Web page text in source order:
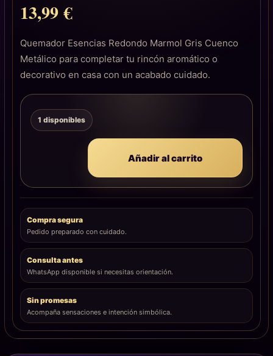
13,99€
Quemador Esencias Redondo Marmol Gris Cuenco
Metálico para completar tu rincón aromático o
decorativo en casa con un acabado cuidado.
1 disponibles
Añadir al carrito
Compra segura
Pedido preparado con cuidado.
Consulta antes
WhatsApp disponible si necesitas orientación.
Sin promesas
Acompaña sensaciones e intención simbólica.